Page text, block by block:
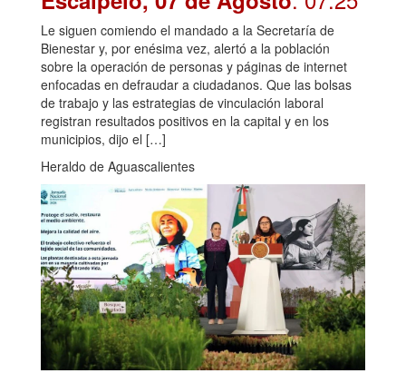
Le siguen comiendo el mandado a la Secretaría de
Bienestar y, por enésima vez, alertó a la población
sobre la operación de personas y páginas de internet
enfocadas en defraudar a ciudadanos. Que las bolsas
de trabajo y las estrategias de vinculación laboral
registran resultados positivos en la capital y en los
municipios, dijo el […]
Heraldo de Aguascalientes